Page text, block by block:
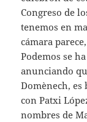
Congreso de
tenemos en
cámara
Podemos se
anunciando
Domènech,
con Patxi
nombres de